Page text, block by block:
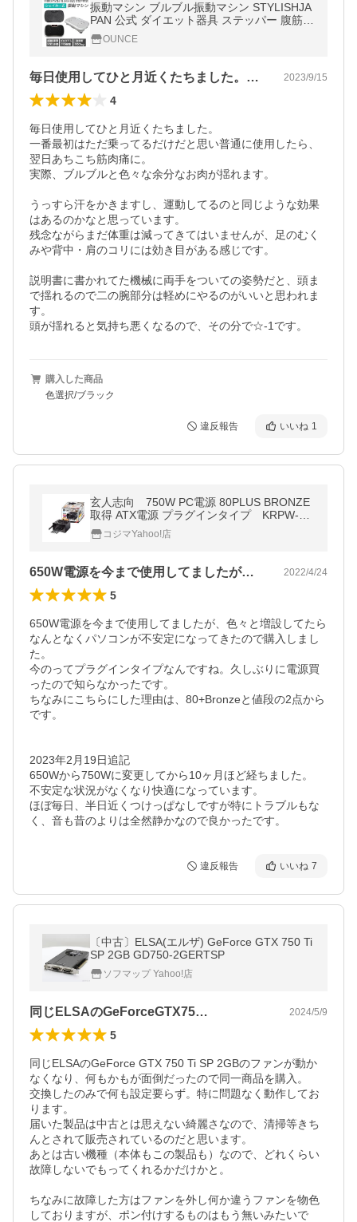
振動マシン ブルブル振動マシン STYLISHJA
PAN 公式 ダイエット器具 ステッパー 腹筋
筋トレ 健康器具 静音 足つぼ エス vsss1657
OUNCE
毎日使用してひと月近くたちました。一番… 2023/9/15
4
毎日使用してひと月近くたちました。
一番最初はただ乗ってるだけだと思い普通に使用したら、
翌日あちこち筋肉痛に。
実際、ブルブルと色々な余分なお肉が揺れます。
うっすら汗をかきますし、運動してるのと同じような効果
はあるのかなと思っています。
残念ながらまだ体重は減ってきてはいませんが、足のむく
みや背中・肩のコリには効き目がある感じです。
説明書に書かれてた機械に両手をついての姿勢だと、頭ま
で揺れるので二の腕部分は軽めにやるのがいいと思われま
す。
頭が揺れると気持ち悪くなるので、その分で☆-1です。
購入した商品
色選択/ブラック
違反報告 いいね 1
玄人志向 750W PC電源 80PLUS BRONZE
取得 ATX電源 プラグインタイプ KRPW-BK
750W/85+
コジマYahoo!店
650W電源を今まで使用してましたが、… 2022/4/24
5
650W電源を今まで使用してましたが、色々と増設してたら
なんとなくパソコンが不安定になってきたので購入しまし
た。
今のってプラグインタイプなんですね。久しぶりに電源買
ったので知らなかったです。
ちなみにこちらにした理由は、80+Bronzeと値段の2点から
です。
2023年2月19日追記
650Wから750Wに変更してから10ヶ月ほど経ちました。
不安定な状況がなくなり快適になっています。
ほぼ毎日、半日近くつけっぱなしですが特にトラブルもな
く、音も昔のよりは全然静かなので良かったです。
違反報告 いいね 7
〔中古〕ELSA(エルザ) GeForce GTX 750 Ti
SP 2GB GD750-2GERTSP
ソフマップ Yahoo!店
同じELSAのGeForceGTX75… 2024/5/9
5
同じELSAのGeForce GTX 750 Ti SP 2GBのファンが動か
なくなり、何もかもが面倒だったので同一商品を購入。
交換したのみで何も設定要らず。特に問題なく動作してお
ります。
届いた製品は中古とは思えない綺麗さなので、清掃等きち
んとされて販売されているのだと思います。
あとは古い機種（本体もこの製品も）なので、どれくらい
故障しないでもってくれるかだけかと。
ちなみに故障した方はファンを外し何か違うファンを物色
しておりますが、ポン付けするものはもう無いみたいで